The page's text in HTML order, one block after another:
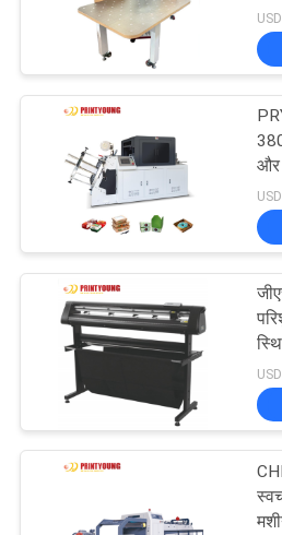
स्वचालित
मशीन
यूवी कोटिंग
और